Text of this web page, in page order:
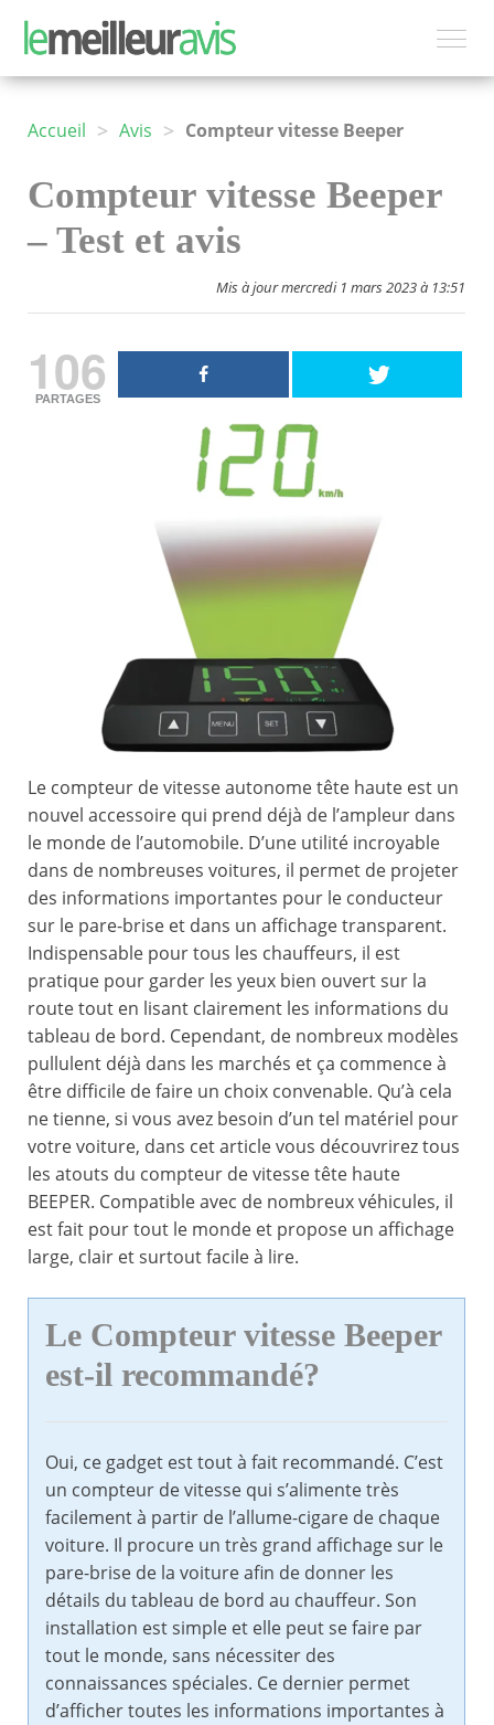
Accueil > Avis > Compteur vitesse Beeper
Compteur vitesse Beeper
– Test et avis
Mis à jour mercredi 1 mars 2023 à 13:51
106
PARTAGES
Le compteur de vitesse autonome tête haute est un
nouvel accessoire qui prend déjà de l’ampleur dans
le monde de l’automobile. D’une utilité incroyable
dans de nombreuses voitures, il permet de projeter
des informations importantes pour le conducteur
sur le pare-brise et dans un affichage transparent.
Indispensable pour tous les chauffeurs, il est
pratique pour garder les yeux bien ouvert sur la
route tout en lisant clairement les informations du
tableau de bord. Cependant, de nombreux modèles
pullulent déjà dans les marchés et ça commence à
être difficile de faire un choix convenable. Qu’à cela
ne tienne, si vous avez besoin d’un tel matériel pour
votre voiture, dans cet article vous découvrirez tous
les atouts du compteur de vitesse tête haute
BEEPER. Compatible avec de nombreux véhicules, il
est fait pour tout le monde et propose un affichage
large, clair et surtout facile à lire.
Le Compteur vitesse Beeper
est-il recommandé?
Oui, ce gadget est tout à fait recommandé. C’est
un compteur de vitesse qui s’alimente très
facilement à partir de l’allume-cigare de chaque
voiture. Il procure un très grand affichage sur le
pare-brise de la voiture afin de donner les
détails du tableau de bord au chauffeur. Son
installation est simple et elle peut se faire par
tout le monde, sans nécessiter des
connaissances spéciales. Ce dernier permet
d’afficher toutes les informations importantes à